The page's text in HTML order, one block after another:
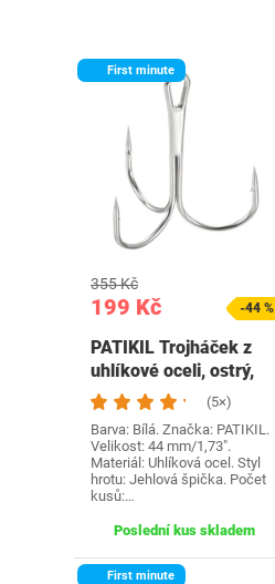
First minute
199 Kč
355 Kč
-44 %
PATIKIL Trojháček z
uhlíkové oceli, ostrý,
kulatý ohebný…(5×)
Barva: Bílá. Značka: PATIKIL.
Velikost: 44 mm/1,73".
Materiál: Uhlíková ocel. Styl
hrotu: Jehlová špička. Počet
kusů:…
Poslední kus skladem
First minute